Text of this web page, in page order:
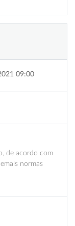
09:00
de acordo com
normas